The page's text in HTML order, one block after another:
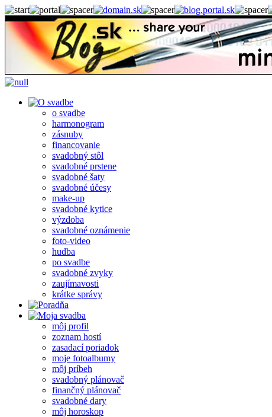
o svadbe
harmonogram
zásnuby
financovanie
svadobný stôl
svadobné prstene
svadobné šaty
svadobné účesy
make-up
svadobné kytice
výzdoba
svadobné oznámenie
foto-video
hudba
po svadbe
svadobné zvyky
zaujímavosti
krátke správy
môj profil
zoznam hostí
zasadací poriadok
moje fotoalbumy
môj príbeh
svadobný plánovač
finančný plánovač
svadobné dary
môj horoskop